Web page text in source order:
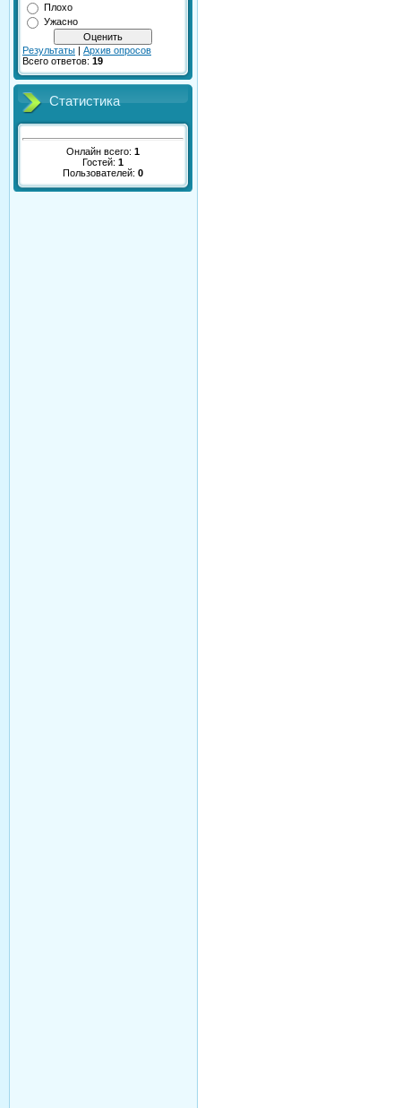
Плохо
Ужасно
Результаты | Архив опросов
Всего ответов: 19
Статистика
Онлайн всего: 1
Гостей: 1
Пользователей: 0